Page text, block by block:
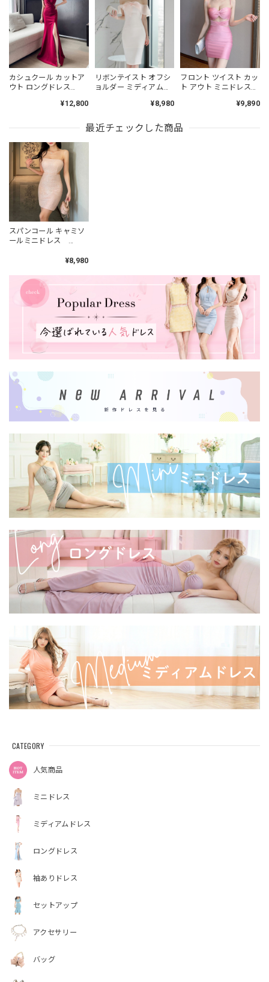
カシュクール カットア
ウト ロングドレス
¥12,800
リボンテイスト オフシ
ョルダー ミディアムド
¥8,980
フロント ツイスト カッ
ト アウト ミニドレス
¥9,890
最近チェックした商品
スパンコール キャミソ
ールミニドレス
¥8,980
CATEGORY
人気商品
ミニドレス
ミディアムドレス
ロングドレス
袖ありドレス
セットアップ
アクセサリー
バッグ